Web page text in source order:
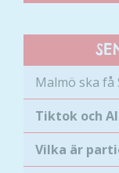
Malmö ska
Tiktok och
Vilka är